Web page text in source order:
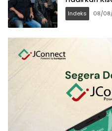
Indeks 08/